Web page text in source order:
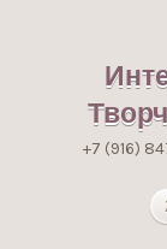
+7 (916)